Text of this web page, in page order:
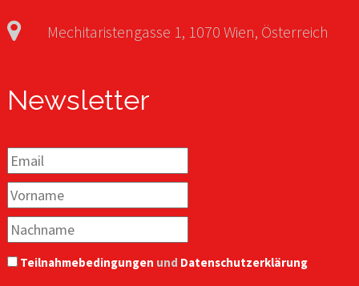
Mechitaristengasse 1, 1070 Wien, Österreich
Newsletter
Teilnahmebedingungen und Datenschutzerklärung